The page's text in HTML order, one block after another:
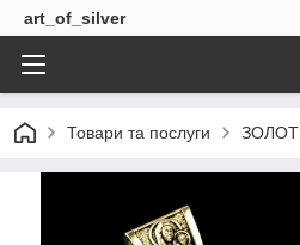
art_of_silver
Товари та послуги